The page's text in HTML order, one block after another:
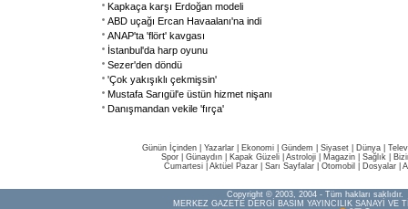
Kapkaça karşı Erdoğan modeli
ABD uçağı Ercan Havaalanı'na indi
ANAP'ta 'flört' kavgası
İstanbul'da harp oyunu
Sezer'den döndü
'Çok yakışıklı çekmişsin'
Mustafa Sarıgül'e üstün hizmet nişanı
Danışmandan vekile 'fırça'
Günün İçinden Yazarlar Ekonomi Gündem Siyaset Dünya |
Spor
Günaydın Kapak Güzeli Astroloji Magazin Sağlık
Cumartesi| Aktüel Pazar| Sarı Sayfalar| Otomobil Dosyalar|
Copyright © 2003, 2004 - Tüm hakları saklıdır.
MERKEZ GAZETE DERGİ BASIM YAYINCILIK SANAYİ VE